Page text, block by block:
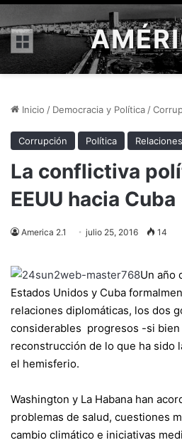
Menú
Inicio / Democracia y Política /
Corrupción Política
La conflictiva
EEUU hacia Cuba
America 2.1 julio 25, 2016 14
Un año
Estados Unidos y Cuba
relaciones diplomáticas, los dos
considerables progresos -si bien
reconstrucción de lo que ha sido
el hemisferio.
Washington y La Habana han
problemas de salud, cuestiones
cambio climático e iniciativas